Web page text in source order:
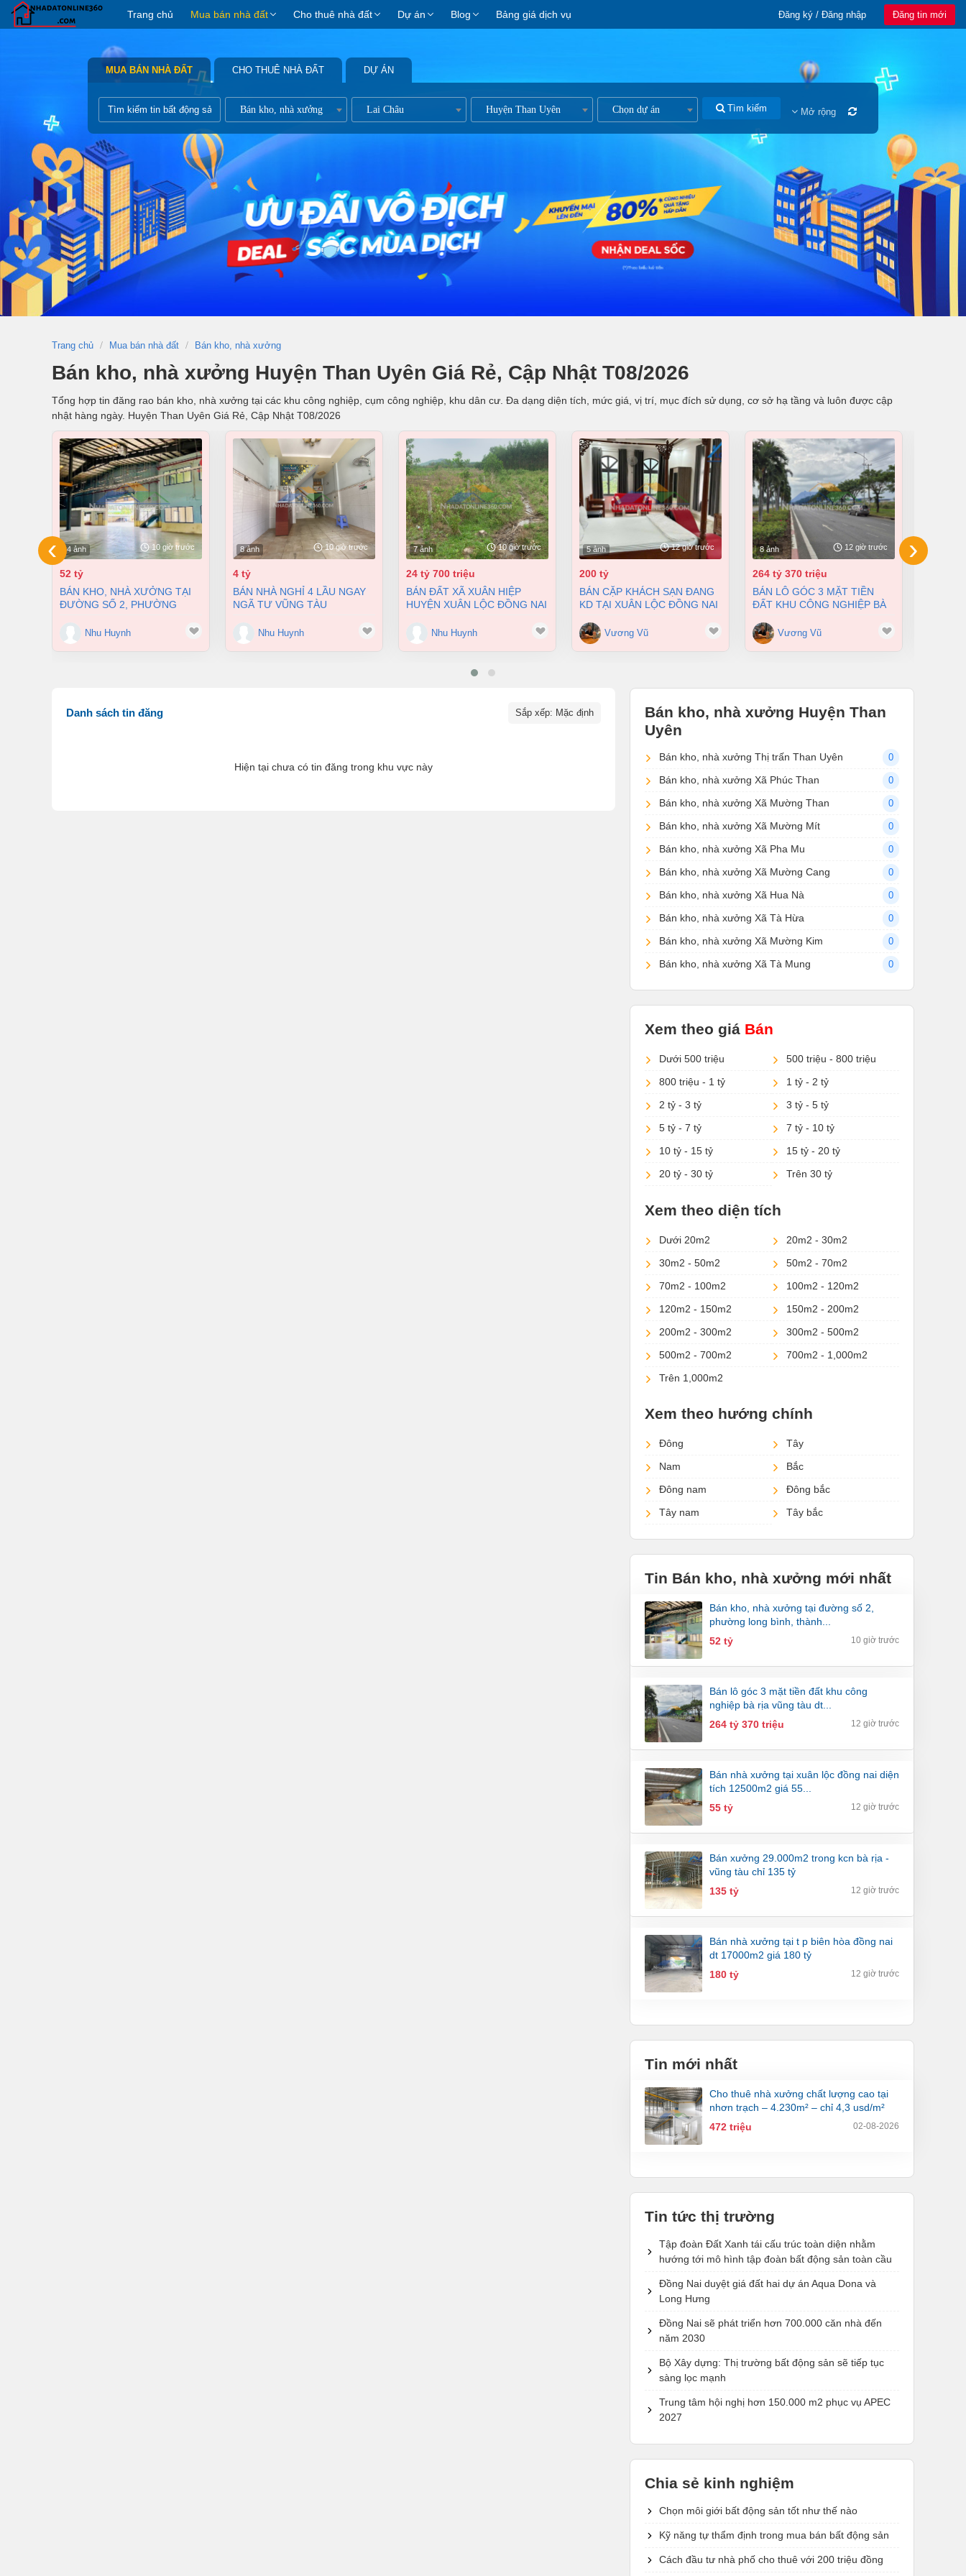
Trang chủ Mua bán nhà đất Cho thuê nhà đất Dự án Blog Bảng giá dịch vụ Đăng ký / Đăng nhập Đăng tin mới
MUA BÁN NHÀ ĐẤT CHO THUÊ NHÀ ĐẤT DỰ ÁN
Bán kho, nhà xưởng Lai Châu Huyện Than Uyên Chọn dự án Tìm kiếm Mở rộng
Trang chủ Mua bán nhà đất Bán kho, nhà xưởng
Bán kho, nhà xưởng Huyện Than Uyên Giá Rẻ, Cập Nhật T08/2026
Tổng hợp tin đăng rao bán kho, nhà xưởng tại các khu công nghiệp, cụm công nghiệp, khu dân cư. Đa dạng diện tích, mức giá, vị trí, mục đích sử dụng, cơ sở hạ tầng và luôn được cập
nhật hàng ngày. Huyện Than Uyên Giá Rẻ, Cập Nhật T08/2026
4 ảnh 10 giờ trước
52 tỷ
BÁN KHO, NHÀ XƯỞNG TẠI
ĐƯỜNG SỐ 2, PHƯỜNG
BIÊN HÒA, ĐỒNG NAI GIÁ 52
TỶ
Nhu Huynh
8 ảnh 10 giờ trước
4 tỷ
BÁN NHÀ NGHỈ 4 LẦU NGAY
NGÃ TƯ VŨNG TÀU
ĐỒNG NAI GIÁ CHỈ 4 TỶ
Nhu Huynh
7 ảnh 10 giờ trước
24 tỷ 700 triệu
BÁN ĐẤT XÃ XUÂN HIỆP
HUYỆN XUÂN LỘC ĐỒNG NAI
24,7 TỶNhu Huynh
5 ảnh 12 giờ trước
200 tỷ
BÁN CẶP KHÁCH SẠN ĐANG
KD TẠI XUÂN LỘC ĐỒNG NAI
Vương Vũ
8 ảnh 12 giờ trước
264 tỷ 370 triệu
BÁN LÔ GÓC 3 MẶT TIỀN
ĐẤT KHU CÔNG NGHIỆP BÀ
GIÁ CHỈ 100 ĐÔ/M2
Vương Vũ
‹ ›
Danh sách tin đăng Sắp xếp: Mặc định
Hiện tại chưa có tin đăng trong khu vực này
Bán kho, nhà xưởng Huyện Than
Uyên
Bán kho, nhà xưởng Thị trấn Than Uyên 0
Bán kho, nhà xưởng Xã Phúc Than 0
Bán kho, nhà xưởng Xã Mường Than 0
Bán kho, nhà xưởng Xã Mường Mít 0
Bán kho, nhà xưởng Xã Pha Mu 0
Bán kho, nhà xưởng Xã Mường Cang 0
Bán kho, nhà xưởng Xã Hua Nà 0
Bán kho, nhà xưởng Xã Tà Hừa 0
Bán kho, nhà xưởng Xã Mường Kim 0
Bán kho, nhà xưởng Xã Tà Mung 0
Xem theo giá Bán
Dưới 500 triệu
500 triệu - 800 triệu
800 triệu - 1 tỷ
1 tỷ - 2 tỷ
2 tỷ - 3 tỷ
3 tỷ - 5 tỷ
5 tỷ - 7 tỷ
7 tỷ - 10 tỷ
10 tỷ - 15 tỷ
15 tỷ - 20 tỷ
20 tỷ - 30 tỷ
Trên 30 tỷ
Xem theo diện tích
Dưới 20m2
20m2 - 30m2
30m2 - 50m2
50m2 - 70m2
70m2 - 100m2
100m2 - 120m2
120m2 - 150m2
150m2 - 200m2
200m2 - 300m2
300m2 - 500m2
500m2 - 700m2
700m2 - 1,000m2
Trên 1,000m2
Xem theo hướng chính
Đông
Tây
Nam
Bắc
Đông nam
Đông bắc
Tây nam
Tây bắc
Tin Bán kho, nhà xưởng mới nhất
bán kho, nhà xưởng tại đường số 2,
phường long bình, thành...
52 tỷ
10 giờ trước
bán lô góc 3 mặt tiền đất khu công
nghiệp bà rịa vũng tàu dt...
264 tỷ 370 triệu
12 giờ trước
bán nhà xưởng tại xuân lộc đồng nai diện
tích 12500m2 giá 55...
55 tỷ
12 giờ trước
bán xưởng 29.000m2 trong kcn bà rịa -
vũng tàu chỉ 135 tỷ
135 tỷ
12 giờ trước
bán nhà xưởng tại t p biên hòa đồng nai
dt 17000m2 giá 180 tỷ
180 tỷ
12 giờ trước
Tin mới nhất
cho thuê nhà xưởng chất lượng cao tại
nhơn trạch – 4.230m² – chỉ 4,3 usd/m²
472 triệu
02-08-2026
Tin tức thị trường
Tập đoàn Đất Xanh tái cấu trúc toàn diện nhằm
hướng tới mô hình tập đoàn bất động sản toàn cầu
Đồng Nai duyệt giá đất hai dự án Aqua Dona và
Long Hưng
Đồng Nai sẽ phát triển hơn 700.000 căn nhà đến
năm 2030
Bộ Xây dựng: Thị trường bất động sản sẽ tiếp tục
sàng lọc mạnh
Trung tâm hội nghị hơn 150.000 m2 phục vụ APEC
2027
Chia sẻ kinh nghiệm
Chọn môi giới bất động sản tốt như thế nào
Kỹ năng tự thẩm định trong mua bán bất động sản
Cách đầu tư nhà phố cho thuê với 200 triệu đồng